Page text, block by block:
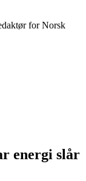
for Norsk
energi slår